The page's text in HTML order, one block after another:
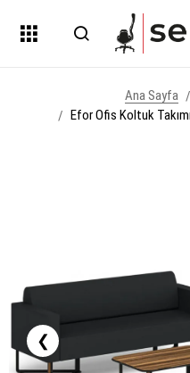
Ana Sayfa
Efor Ofis Koltuk
❮